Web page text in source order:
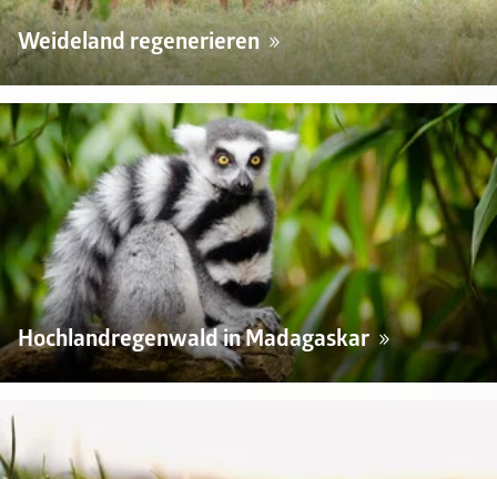
Weideland regenerieren
Hochlandregenwald in Madagaskar